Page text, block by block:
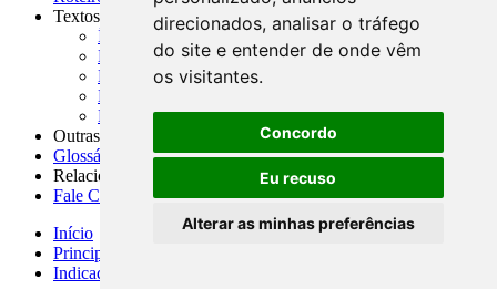
direcionados, analisar o tráfego
do site e entender de onde vêm
os visitantes.
Concordo
Eu recuso
Alterar as minhas preferências
Textos
Índice de Textos
Editorial
Monografias
Na Imprensa
Fórum de Discussão
Outras ferramentas
Glossário
Relacionamento
Fale Conosco
Início
Principais notícias
Indicadores